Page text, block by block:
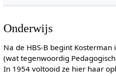
Onderwijs
Na de HBS-B begint
(wat tegenwoordig
In 1954 voltooid ze hier haar